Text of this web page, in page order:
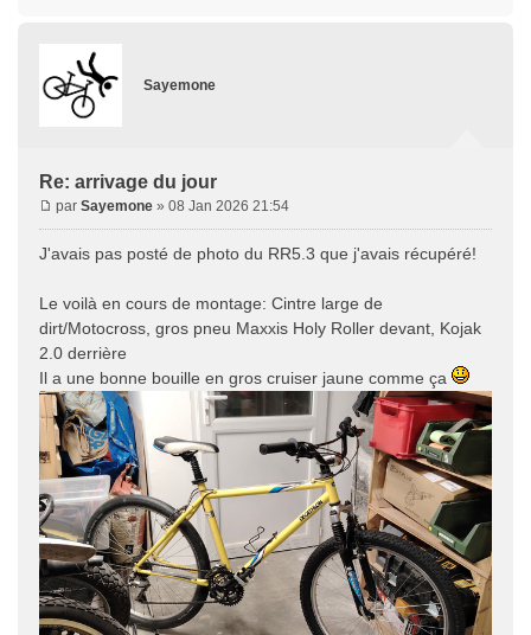
Sayemone
Re: arrivage du jour
par Sayemone » 08 Jan 2026 21:54
J'avais pas posté de photo du RR5.3 que j'avais récupéré!
Le voilà en cours de montage: Cintre large de
dirt/Motocross, gros pneu Maxxis Holy Roller devant, Kojak
2.0 derrière
Il a une bonne bouille en gros cruiser jaune comme ça